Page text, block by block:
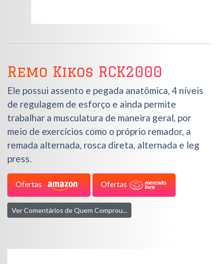
Remo Kikos RCK2000
Ele possui assento e pegada anatômica, 4 níveis
de regulagem de esforço e ainda permite
trabalhar a musculatura de maneira geral, por
meio de exercícios como o próprio remador, a
remada alternada, rosca direta, alternada e leg
press.
Ofertas Ofertas
Ver Comentários de Quem Comprou...